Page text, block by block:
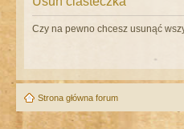
Czy na pewno chcesz usunąć
Strona główna forum